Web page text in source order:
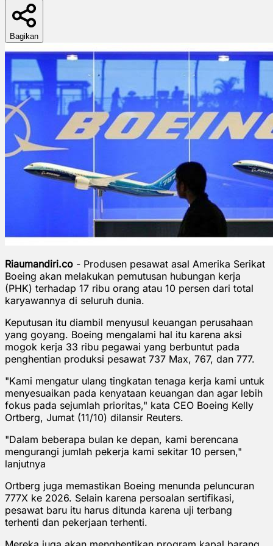
Bagikan
Riaumandiri.co - Produsen pesawat asal Amerika Serikat
Boeing akan melakukan pemutusan hubungan kerja
(PHK) terhadap 17 ribu orang atau 10 persen dari total
karyawannya di seluruh dunia.
Keputusan itu diambil menyusul keuangan perusahaan
yang goyang. Boeing mengalami hal itu karena aksi
mogok kerja 33 ribu pegawai yang berbuntut pada
penghentian produksi pesawat 737 Max, 767, dan 777.
"Kami mengatur ulang tingkatan tenaga kerja kami untuk
menyesuaikan pada kenyataan keuangan dan agar lebih
fokus pada sejumlah prioritas," kata CEO Boeing Kelly
Ortberg, Jumat (11/10) dilansir Reuters.
"Dalam beberapa bulan ke depan, kami berencana
mengurangi jumlah pekerja kami sekitar 10 persen,"
lanjutnya
Ortberg juga memastikan Boeing menunda peluncuran
777X ke 2026. Selain karena persoalan sertifikasi,
pesawat baru itu harus ditunda karena uji terbang
terhenti dan pekerjaan terhenti.